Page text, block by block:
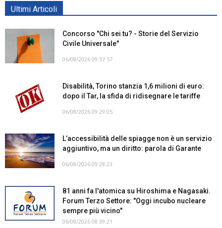
Ultimi Articoli
Concorso "Chi sei tu? - Storie del Servizio
Civile Universale"
06/08/2026 09:37:57
Disabilità, Torino stanzia 1,6 milioni di euro:
dopo il Tar, la sfida di ridisegnare le tariffe
06/08/2026 09:29:05
L’accessibilità delle spiagge non è un servizio
aggiuntivo, ma un diritto: parola di Garante
06/08/2026 09:28:23
81 anni fa l'atomica su Hiroshima e Nagasaki.
Forum Terzo Settore: "Oggi incubo nucleare
sempre più vicino"
06/08/2026 08:39:21